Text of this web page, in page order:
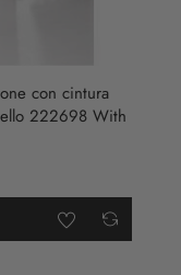
con cintura
222698 With